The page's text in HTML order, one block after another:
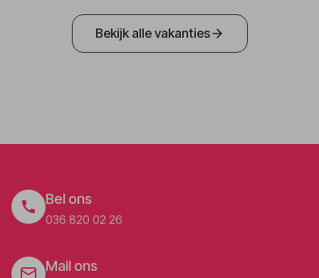
Bekijk alle vakanties
Bel ons
036 820 02 26
Mail ons